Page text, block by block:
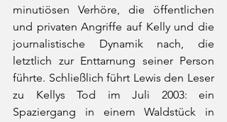
minutiösen Verhöre, die öffentlichen
und privaten Angriffe auf Kelly und die
journalistische Dynamik nach, die
letztlich zur Enttarnung seiner Person
führte. Schließlich führt Lewis den Leser
zu Kellys Tod im Juli 2003: ein
Spaziergang in einem Waldstück in